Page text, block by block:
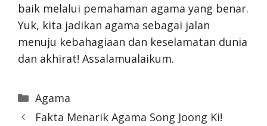
baik melalui pemahaman agama yang benar.
Yuk, kita jadikan agama sebagai jalan
menuju kebahagiaan dan keselamatan dunia
dan akhirat! Assalamualaikum.
Categories
Agama
Fakta Menarik Agama Song Joong Ki!